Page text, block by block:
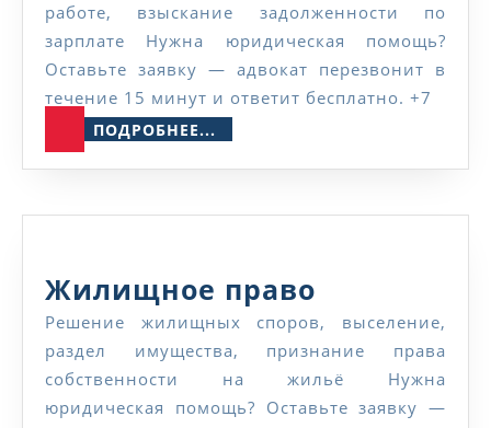
работе, взыскание задолженности по
зарплате Нужна юридическая помощь?
Оставьте заявку — адвокат перезвонит в
течение 15 минут и ответит бесплатно. +7
ПОДРОБНЕЕ...
Жилищное право
право
Решение жилищных споров, выселение,
раздел имущества, признание права
собственности на жильё Нужна
юридическая помощь? Оставьте заявку —